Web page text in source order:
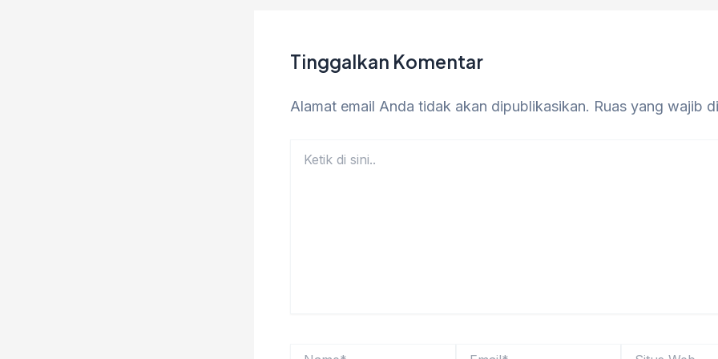
Tinggalkan Komentar
Alamat email Anda tidak akan dipublikasikan. Ruas yang wajib